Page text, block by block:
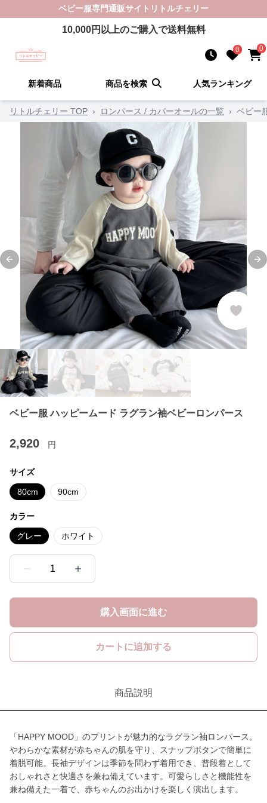
ベビー服専門通販サイト リトルチェリー
10,000円以上のご購入で送料無料
0 0
新着商品 商品を検索 人気ランキング
リトルチェリー TOP › ロンパース / カバーオールの一覧 › ベビー
Previous slide
ベビー服 ハッピームード ラグラン袖ベビーロンパース
2,920 円
サイズ
80cm 90cm
カラー
グレー ホワイト
1
購入画面に進む
カートに追加する
商品説明
「HAPPY MOOD」のプリントが魅力的なラグラン袖ロンパース。
やわらかな素材が赤ちゃんの肌を守り、スナップボタンで簡単に
着脱可能。長袖デザインは季節を問わず着用でき、普段着として
おしゃれさと快適さを兼ね備えています。可愛らしさと機能性を
兼ね備えた一着で、赤ちゃんのお出かけを楽しく演出します。